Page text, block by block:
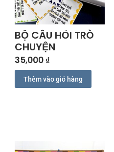
BỘ CÂU HỎI TRÒ
CHUYỆN
35,000 ₫
Thêm vào giỏ hàng